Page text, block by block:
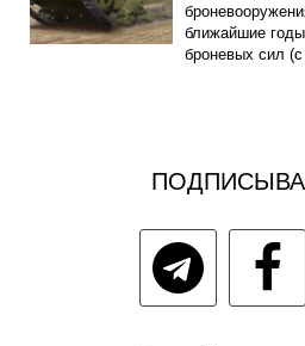
ближайшие
броневых сил (с